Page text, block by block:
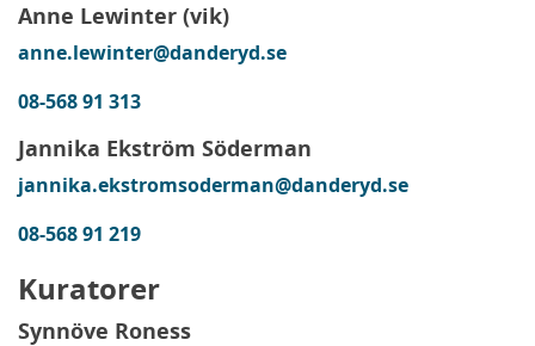
Anne Lewinter (vik)
anne.lewinter@danderyd.se
08-568 91 313
Jannika Ekström Söderman
jannika.ekstromsoderman@danderyd.se
08-568 91 219
Kuratorer
Synnöve Roness